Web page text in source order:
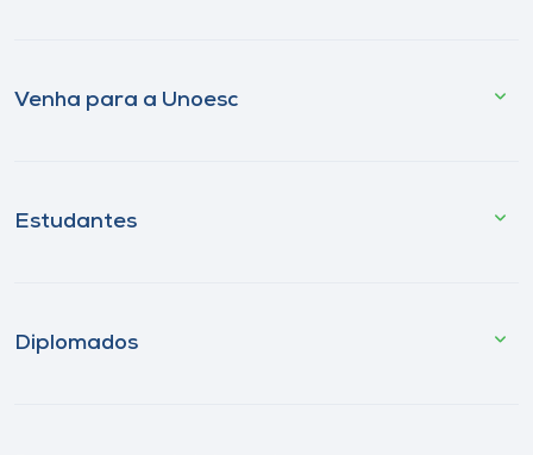
Venha para a Unoesc
Estudantes
Diplomados